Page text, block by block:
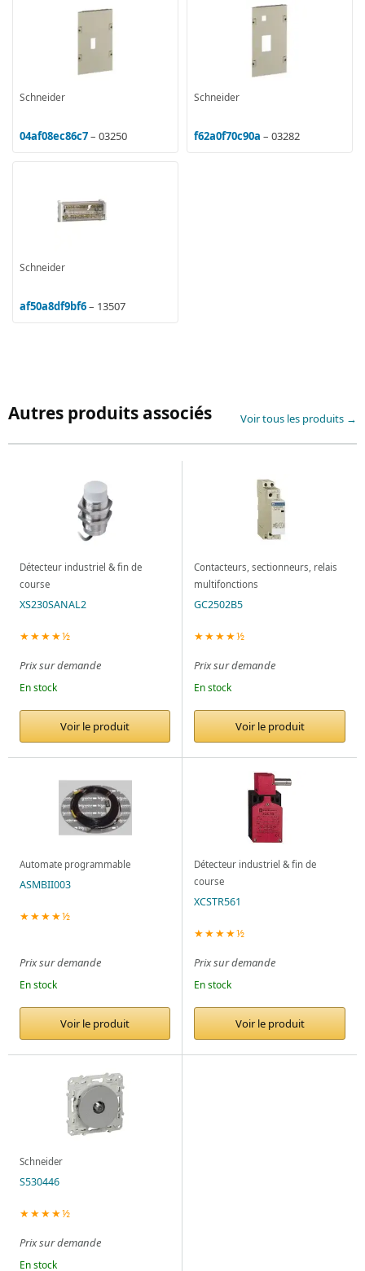
Schneider
04af08ec86c7– 03250
Schneider
f62a0f70c90a – 03282
Schneider
af50a8df9bf6– 13507
Autres produits associés Voir tous les produits →
Détecteur industriel & fin de
course
XS230SANAL2
★★★★½
Prix sur demande
En stock
Voir le produit
Contacteurs, sectionneurs, relais
multifonctions
GC2502B5
★★★★½
Prix sur demande
En stock
Voir le produit
Automate programmable
ASMBII003
★★★★½
Prix sur demande
En stock
Voir le produit
Détecteur industriel & fin de
course
XCSTR561
★★★★½
Prix sur demande
En stock
Voir le produit
Schneider
S530446
★★★★½
Prix sur demande
En stock